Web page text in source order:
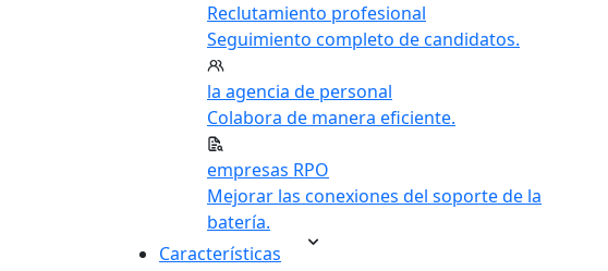
Reclutamiento profesional
Seguimiento completo de candidatos.
la agencia de personal
Colabora de manera eficiente.
empresas RPO
Mejorar las conexiones del soporte de la
batería.
Características